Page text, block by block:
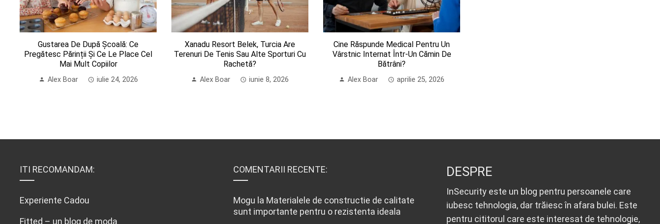
Gustarea De După Școală: Ce
Pregătesc Părinții Și Ce Le Place Cel
Mai Mult Copiilor
Alex Boar iulie 24, 2026
Xanadu Resort Belek, Turcia Are
Terenuri De Tenis Sau Alte Sporturi Cu
Rachetă?
Alex Boar iunie 8, 2026
Cine Răspunde Medical Pentru Un
Vârstnic Internat Într-Un Cămin De
Bătrâni?
Alex Boar aprilie 25, 2026
ITI RECOMANDAM:
Experiente Cadou
Fitted – un blog de moda
COMENTARII RECENTE:
Mogu la Materialele de constructie de calitate
sunt importante pentru o rezistenta ideala
DESPRE
InSecurity este un blog pentru persoanele care
iubesc tehnologia, dar trăiesc în afara bulei. Este
pentru cititorul care este interesat de tehnologie,